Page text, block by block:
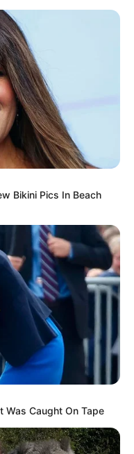
Bikini Pics In Beach
Was Caught On Tape